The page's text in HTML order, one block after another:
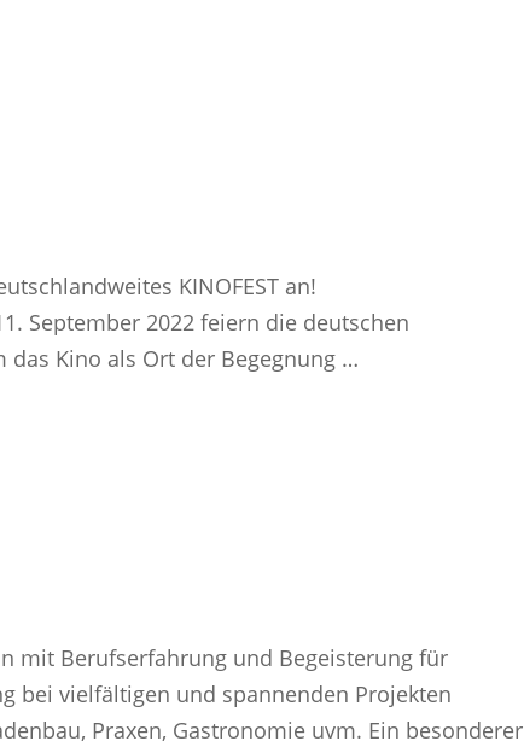
KINOFEST an!
September 2022 feiern die deutschen
Kino als Ort der Begegnung …
mit Berufserfahrung und Begeisterung für
bei vielfältigen und spannenden Projekten
Praxen, Gastronomie uvm. Ein besonderer